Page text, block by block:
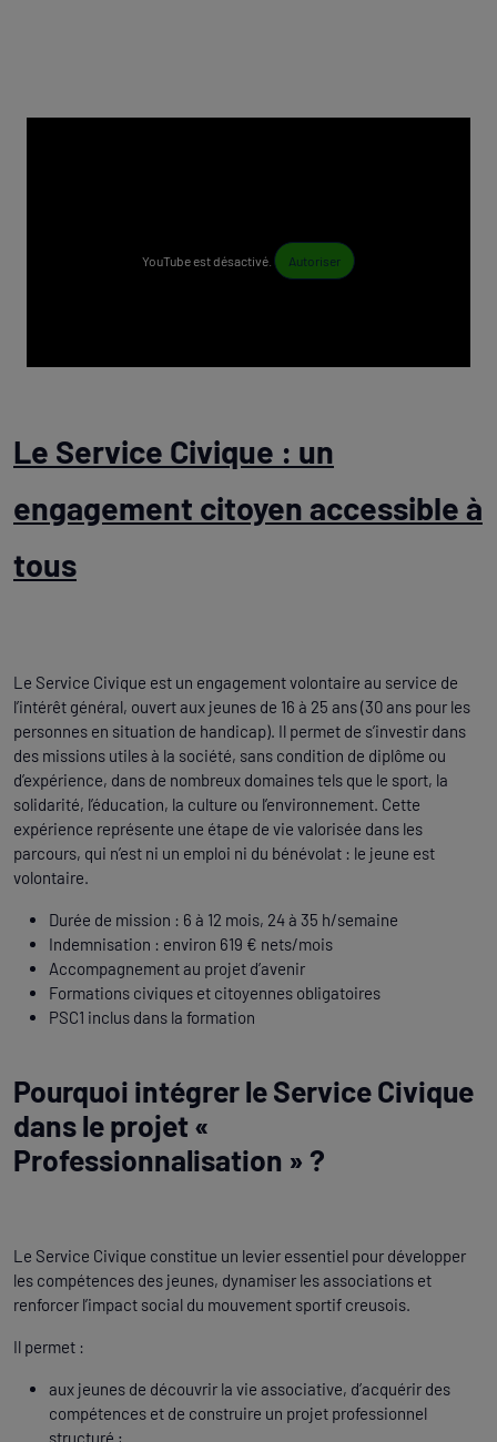
YouTube est désactivé. Autoriser
Le Service Civique : un
engagement citoyen accessible à
tous
Le Service Civique est un engagement volontaire au service de
l’intérêt général, ouvert aux jeunes de 16 à 25 ans (30 ans pour les
personnes en situation de handicap). Il permet de s’investir dans
des missions utiles à la société, sans condition de diplôme ou
d’expérience, dans de nombreux domaines tels que le sport, la
solidarité, l’éducation, la culture ou l’environnement. Cette
expérience représente une étape de vie valorisée dans les
parcours, qui n’est ni un emploi ni du bénévolat : le jeune est
volontaire.
Durée de mission : 6 à 12 mois, 24 à 35 h/semaine
Indemnisation : environ 619 € nets/mois
Accompagnement au projet d’avenir
Formations civiques et citoyennes obligatoires
PSC1 inclus dans la formation
Pourquoi intégrer le Service Civique
dans le projet «
Professionnalisation » ?
Le Service Civique constitue un levier essentiel pour développer
les compétences des jeunes, dynamiser les associations et
renforcer l’impact social du mouvement sportif creusois.
Il permet :
aux jeunes de découvrir la vie associative, d’acquérir des
compétences et de construire un projet professionnel
structuré ;